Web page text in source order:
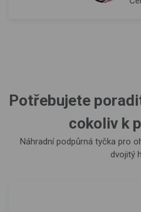
Potřebujete
cokoliv k
Náhradní podpůrná tyčka pro
dvojitý